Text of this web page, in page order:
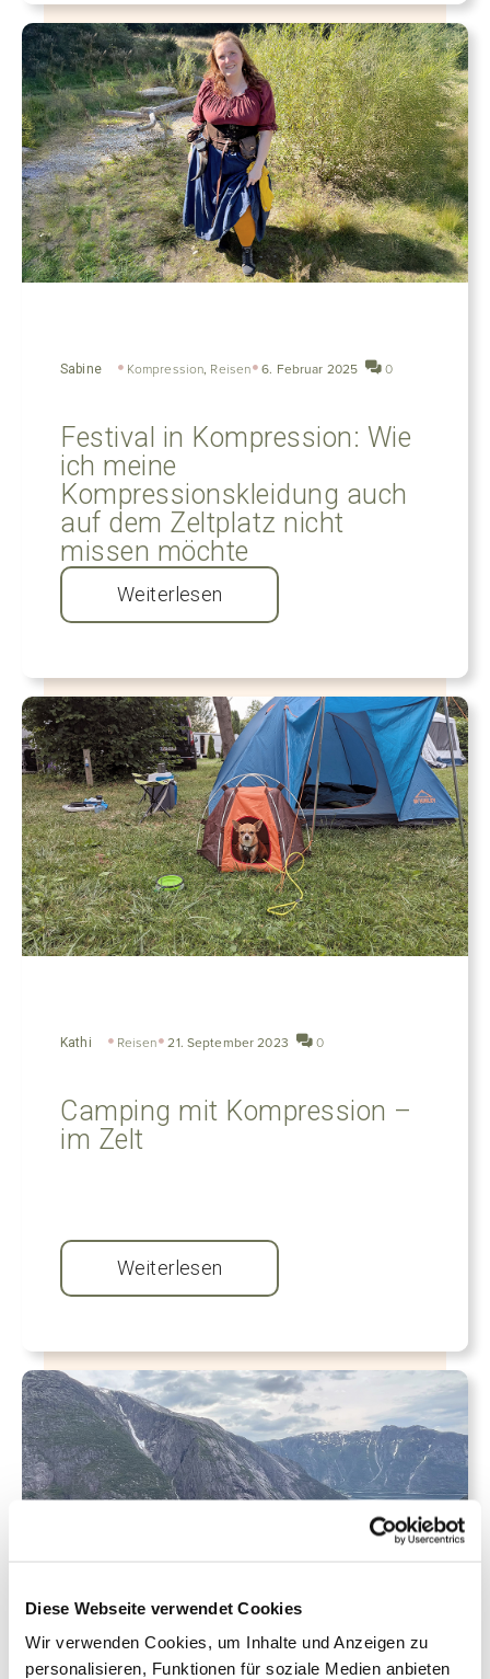
Diese Webseite verwendet Cookies
Wir verwenden Cookies, um Inhalte und Anzeigen zu
personalisieren, Funktionen für soziale Medien anbieten
Sabine Kompression, Reisen 6. Februar 2025 0
Festival in Kompression: Wie
ich meine
Kompressionskleidung auch
auf dem Zeltplatz nicht
missen möchte
Weiterlesen
Kathi Reisen 21. September 2023 0
Camping mit Kompression –
im Zelt
Weiterlesen